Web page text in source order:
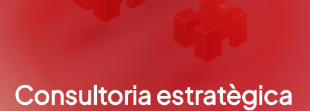
Consultoria estratègica